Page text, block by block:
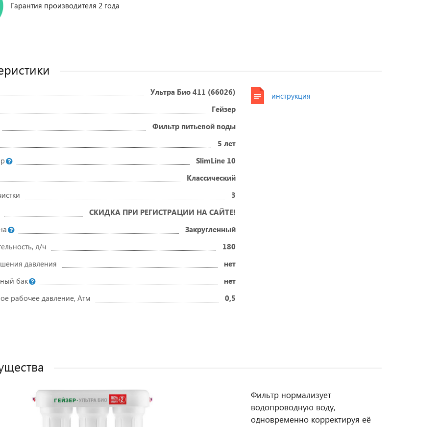
Гарантия производителя 2 года
Ультра Био 411 (66026)
Гейзер
Фильтр питьевой воды
5 лет
SlimLine 10
Классический
3
СКИДКА ПРИ РЕГИСТРАЦИИ НА САЙТЕ!
Закругленный
л/ч
180
давления
нет
бак
нет
рабочее давление, Атм
0,5
инструкция
Фильтр нормализует
водопроводную воду,
одновременно корректируя её